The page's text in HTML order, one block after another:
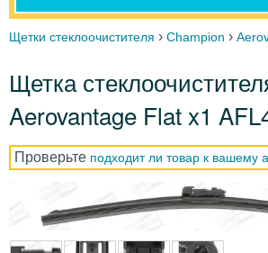
Щетки стеклоочистителя › Champion ›
Щетка
Aerovantage Flat x1
Проверьте подходит ли товар к вашему